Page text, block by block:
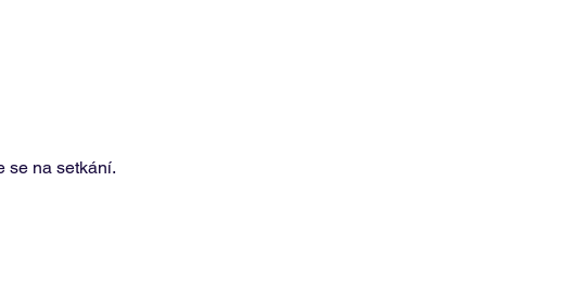
se na setkání.